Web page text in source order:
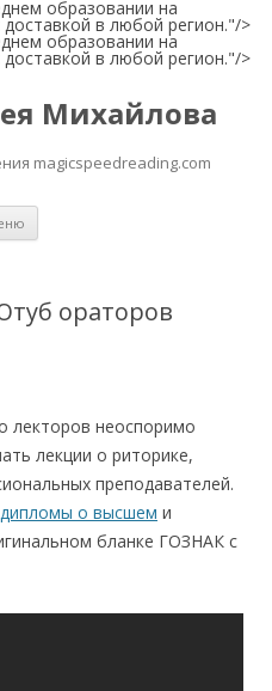
образовании на
в любой регион."/>
образовании на
в любой регион."/>
Михайлова
magicspeedreading.com
ораторов
лекторов неоспоримо
лекции о риторике,
преподавателей.
дипломы о высшем и
бланке ГОЗНАК с